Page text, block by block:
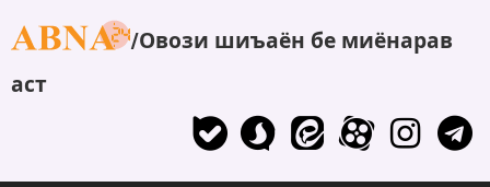
Овози шиъаён бе миёнарав
аст